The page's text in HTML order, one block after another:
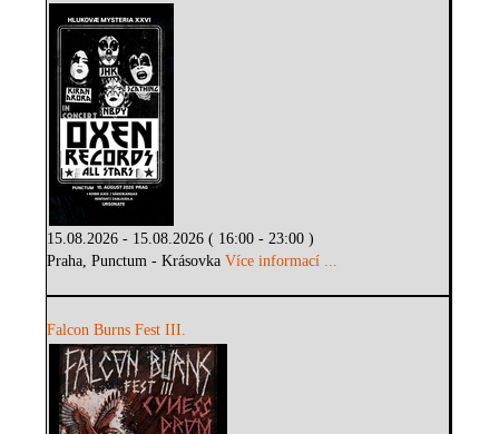
15.08.2026 - 15.08.2026 ( 16:00 - 23:00 )
Praha, Punctum - KrásovkaVíce informací ...
Falcon Burns Fest III.